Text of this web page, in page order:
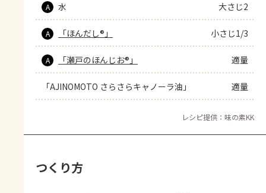
A 水 大さじ2
A 「ほんだし®」 小さじ1/3
A 「瀬戸のほんじお®」 適量
「AJINOMOTO さらさらキャノーラ油」 適量
レシピ提供：味の素KK
つくり方